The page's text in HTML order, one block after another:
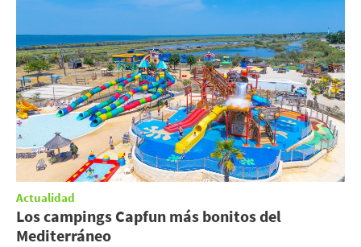
Actualidad
Los campings Capfun más bonitos del
Mediterráneo